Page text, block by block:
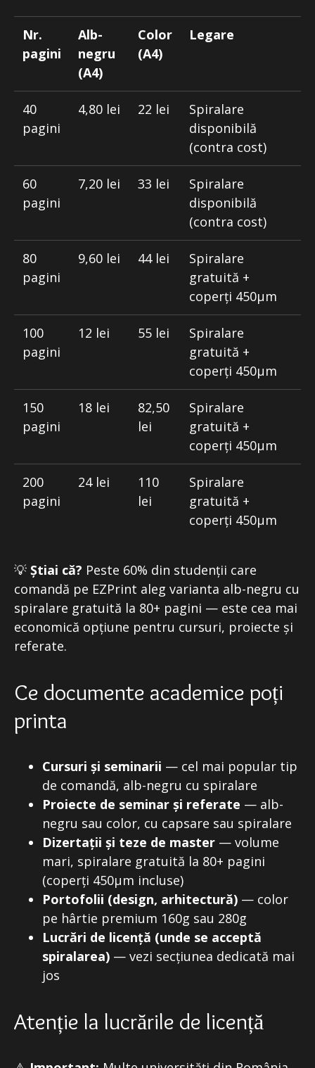
Nr.
pagini
Alb-
negru
(A4)
Color
(A4)
Legare
40
pagini
4,80 lei 22 lei
Spiralare
disponibilă
(contra cost)
60
pagini
7,20 lei 33 lei
Spiralare
disponibilă
(contra cost)
80
pagini
9,60 lei 44 lei
Spiralare
gratuită +
coperți 450μm
100
pagini
12 lei 55 lei
Spiralare
gratuită +
coperți 450μm
150
pagini
18 lei
82,50
lei
Spiralare
gratuită +
coperți 450μm
200
pagini
24 lei
110
lei
Spiralare
gratuită +
coperți 450μm
💡 Știai că? Peste 60% din studenții care
comandă pe EZPrint aleg varianta alb-negru cu
spiralare gratuită la 80+ pagini — este cea mai
economică opțiune pentru cursuri, proiecte și
referate.
Ce documente academice poți
printa
Cursuri și seminarii — cel mai popular tip
de comandă, alb-negru cu spiralare
Proiecte de seminar și referate — alb-
negru sau color, cu capsare sau spiralare
Dizertații și teze de master — volume
mari, spiralare gratuită la 80+ pagini
(coperți 450μm incluse)
Portofolii (design, arhitectură) — color
pe hârtie premium 160g sau 280g
Lucrări de licență (unde se acceptă
spiralarea) — vezi secțiunea dedicată mai
jos
Atenție la lucrările de licență